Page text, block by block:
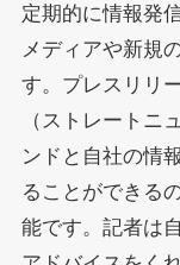
定期的に情報発
メディアや新規
す。プレスリリ
（ストレートニ
ンドと自社の情
ることができる
能です。記者は